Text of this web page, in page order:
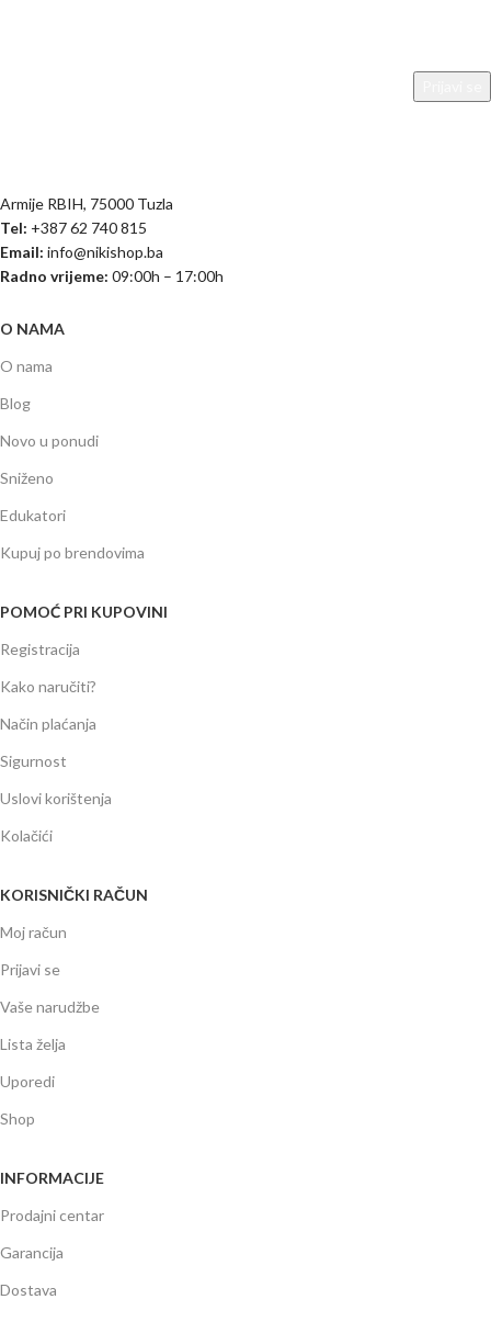
Armije RBIH, 75000 Tuzla
Tel: +387 62 740 815
Email: info@nikishop.ba
Radno vrijeme: 09:00h – 17:00h
O NAMA
O nama
Blog
Novo u ponudi
Sniženo
Edukatori
Kupuj po brendovima
POMOĆ PRI KUPOVINI
Registracija
Kako naručiti?
Način plaćanja
Sigurnost
Uslovi korištenja
Kolačići
KORISNIČKI RAČUN
Moj račun
Prijavi se
Vaše narudžbe
Lista želja
Uporedi
Shop
INFORMACIJE
Prodajni centar
Garancija
Dostava